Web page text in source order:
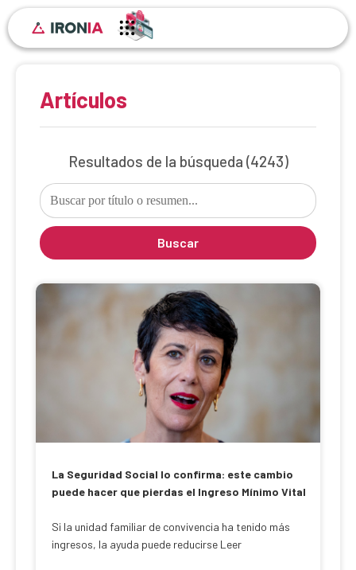
Artículos
Resultados de la búsqueda (4243)
Buscar
La Seguridad Social lo confirma: este cambio
puede hacer que pierdas el Ingreso Mínimo Vital
Si la unidad familiar de convivencia ha tenido más
ingresos, la ayuda puede reducirse Leer